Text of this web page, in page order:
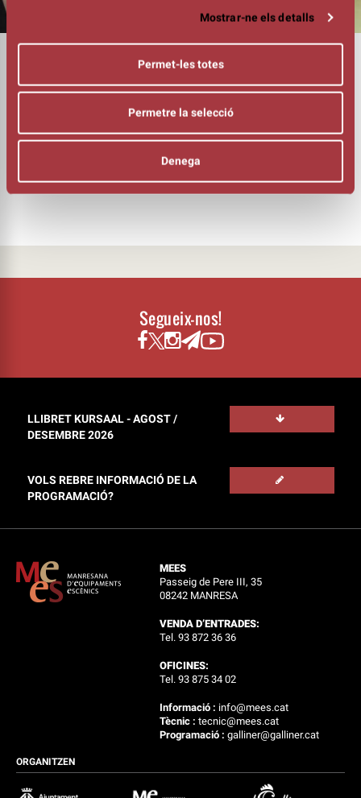
Mostrar-ne els detalls
Permet-les totes
Permetre la selecció
Denega
MÚSICS
Segueix-nos!
LLIBRET KURSAAL - AGOST /
DESEMBRE 2026
VOLS REBRE INFORMACIÓ DE LA
PROGRAMACIÓ?
MEES
Passeig de Pere III, 35
08242 MANRESA
VENDA D’ENTRADES:
Tel. 93 872 36 36
OFICINES:
Tel. 93 875 34 02
Informació : info@mees.cat
Tècnic :tecnic@mees.cat
Programació :galliner@galliner.cat
ORGANITZEN